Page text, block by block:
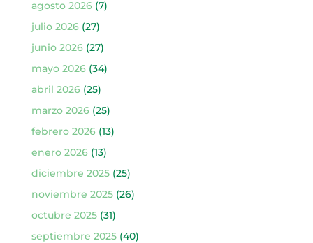
agosto 2026(7)
julio 2026(27)
junio 2026(27)
mayo 2026(34)
abril 2026(25)
marzo 2026(25)
febrero 2026(13)
enero 2026(13)
diciembre 2025(25)
noviembre 2025(26)
octubre 2025(31)
septiembre 2025(40)